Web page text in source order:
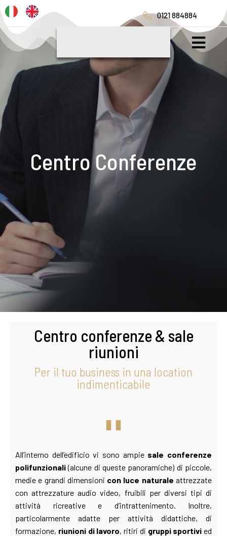
0121 884884
Centro Conferenze
Centro conferenze & sale
riunioni
Per il tuo business in una location
indimenticabile
All’interno dell’edificio vi sono ampie sale conferenze
polifunzionali(alcune di queste panoramiche) di piccole,
medie e grandi dimensioni con luce naturale attrezzate
con attrezzature audio video, fruibili per diversi tipi di
attività ricreative e d’intrattenimento. Inoltre,
particolarmente adatte per attività didattiche, di
formazione, riunioni di lavoro, ritiri di gruppi sportivi ed